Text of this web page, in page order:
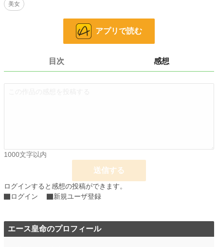
だが、俺の家のドアをぶっ壊して現れたのは、かつての勇者パーティのリーダ
ー、デュークだった。そいつが言うには、俺がダンジョンを放置して王都で遊ん
でいたせいで、いつの間にか新しいダンジョンのラスボスが誕生したんだと。
俺に協力しろって？ なんでラスボスの俺が勇者パーティのメンバーと協力し
ないといけないのかね。
アホな元勇者パーティメンバーと送る、常識破りの異世界コメディ。
小説 21,476 位 / 228,747 件
文字数 35,941
初回公開日時 2026.04.12 21:39
月間ポイント 877 pt (25,972 位)
美女
アプリで読む
目次 感想
1000文字以内
送信する
ログインすると感想の投稿ができます。
ログイン
新規ユーザ登録
エース皇命のプロフィール